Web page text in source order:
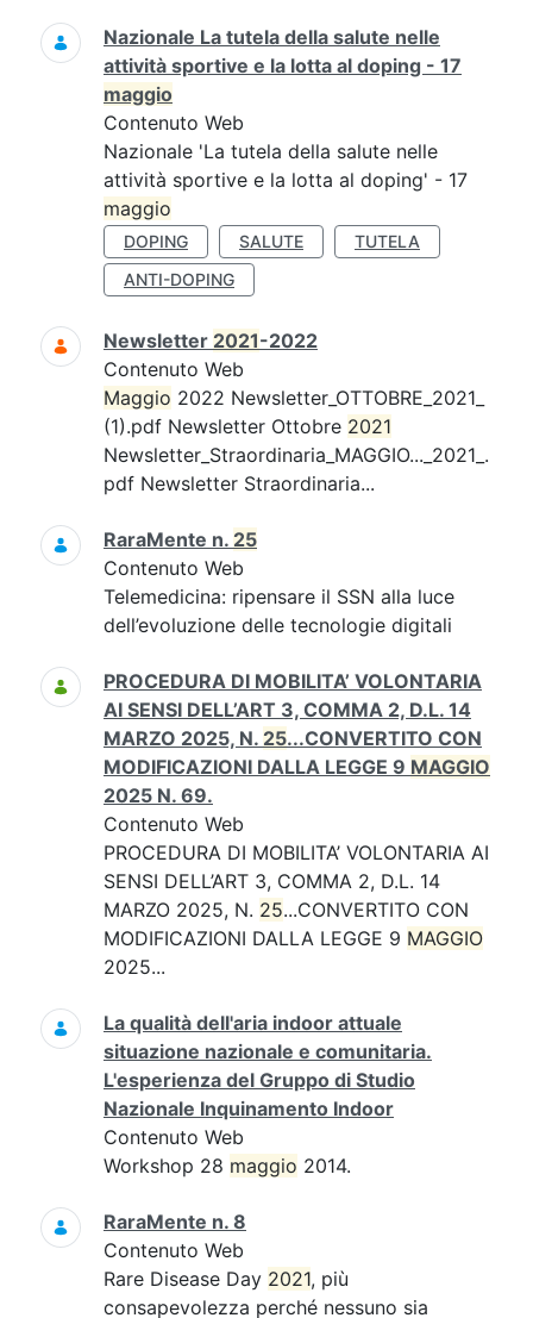
Nazionale La tutela della salute nelle
attività sportive e la lotta al doping - 17
maggio
Contenuto Web
Nazionale 'La tutela della salute nelle
attività sportive e la lotta al doping' - 17
maggio
DOPING SALUTE
TUTELA
ANTI-DOPING
Newsletter 2021-2022
Contenuto Web
Maggio 2022 Newsletter_OTTOBRE_2021_
(1).pdf Newsletter Ottobre 2021
Newsletter_Straordinaria_MAGGIO..._2021_.
pdf Newsletter Straordinaria...
RaraMente n. 25
Contenuto Web
Telemedicina: ripensare il SSN alla luce
dell’evoluzione delle tecnologie digitali
PROCEDURA DI MOBILITA’ VOLONTARIA
AI SENSI DELL’ART 3, COMMA 2, D.L. 14
MARZO 2025, N. 25...CONVERTITO CON
MODIFICAZIONI DALLA LEGGE 9 MAGGIO
2025 N. 69.
Contenuto Web
PROCEDURA DI MOBILITA’ VOLONTARIA AI
SENSI DELL’ART 3, COMMA 2, D.L. 14
MARZO 2025, N. 25...CONVERTITO CON
MODIFICAZIONI DALLA LEGGE 9 MAGGIO
2025...
La qualità dell'aria indoor attuale
situazione nazionale e comunitaria.
L'esperienza del Gruppo di Studio
Nazionale Inquinamento Indoor
Contenuto Web
Workshop 28 maggio 2014.
RaraMente n. 8
Contenuto Web
Rare Disease Day 2021, più
consapevolezza perché nessuno sia